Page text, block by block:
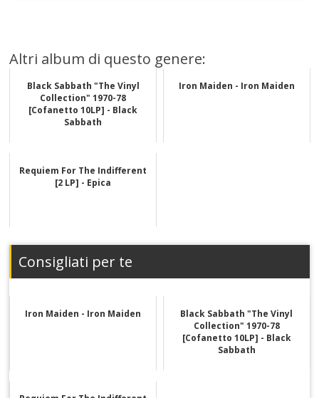
Altri album di questo genere:
Black Sabbath "The Vinyl
Collection" 1970-78
[Cofanetto 10LP] - Black
Sabbath
Iron Maiden - Iron Maiden
Requiem For The Indifferent
[2 LP] - Epica
Consigliati per te
Iron Maiden - Iron Maiden
Black Sabbath "The Vinyl
Collection" 1970-78
[Cofanetto 10LP] - Black
Sabbath